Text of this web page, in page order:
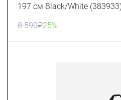
197 см Black/White (383933)
8 590₽25%